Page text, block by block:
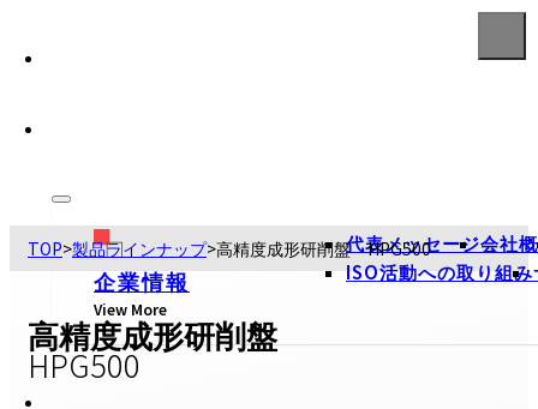
企業情報
View More
代表メッセージ会社
ISO活動への取り組み
TOP>製品ラインナップ>高精度成形研削盤 HPG500
高精度成形研削盤
HPG500